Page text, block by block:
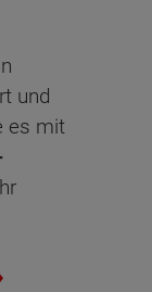
und
es mit